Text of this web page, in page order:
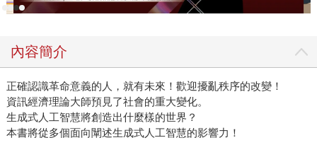
內容簡介
正確認識革命意義的人，就有未來！歡迎擾亂秩序的改變！
資訊經濟理論大師預見了社會的重大變化。
生成式人工智慧將創造出什麼樣的世界？
本書將從多個面向闡述生成式人工智慧的影響力！